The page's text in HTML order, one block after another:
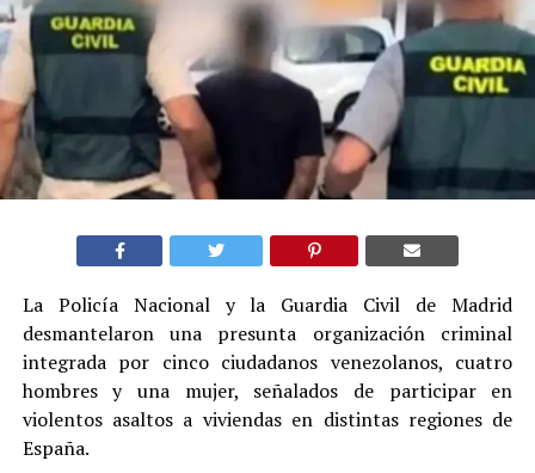
La Policía Nacional y la Guardia Civil de Madrid
desmantelaron una presunta organización criminal
integrada por cinco ciudadanos venezolanos, cuatro
hombres y una mujer, señalados de participar en
violentos asaltos a viviendas en distintas regiones de
España.